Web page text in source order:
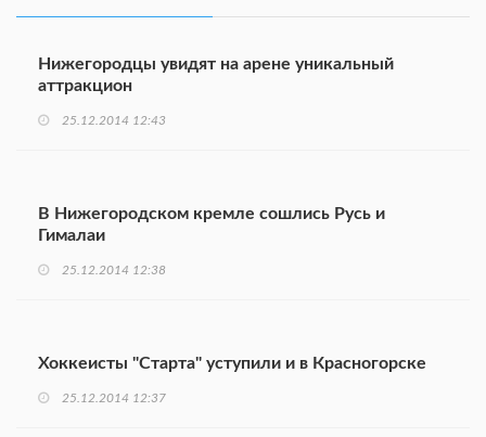
Нижегородцы увидят на арене уникальный
аттракцион
25.12.2014 12:43
В Нижегородском кремле сошлись Русь и
Гималаи
25.12.2014 12:38
Хоккеисты "Старта" уступили и в Красногорске
25.12.2014 12:37